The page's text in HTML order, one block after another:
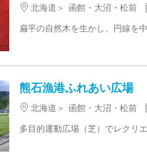
北海道 函館・大沼・松前
熊石漁港ふれあい広場
北海道 函館・大沼・松前